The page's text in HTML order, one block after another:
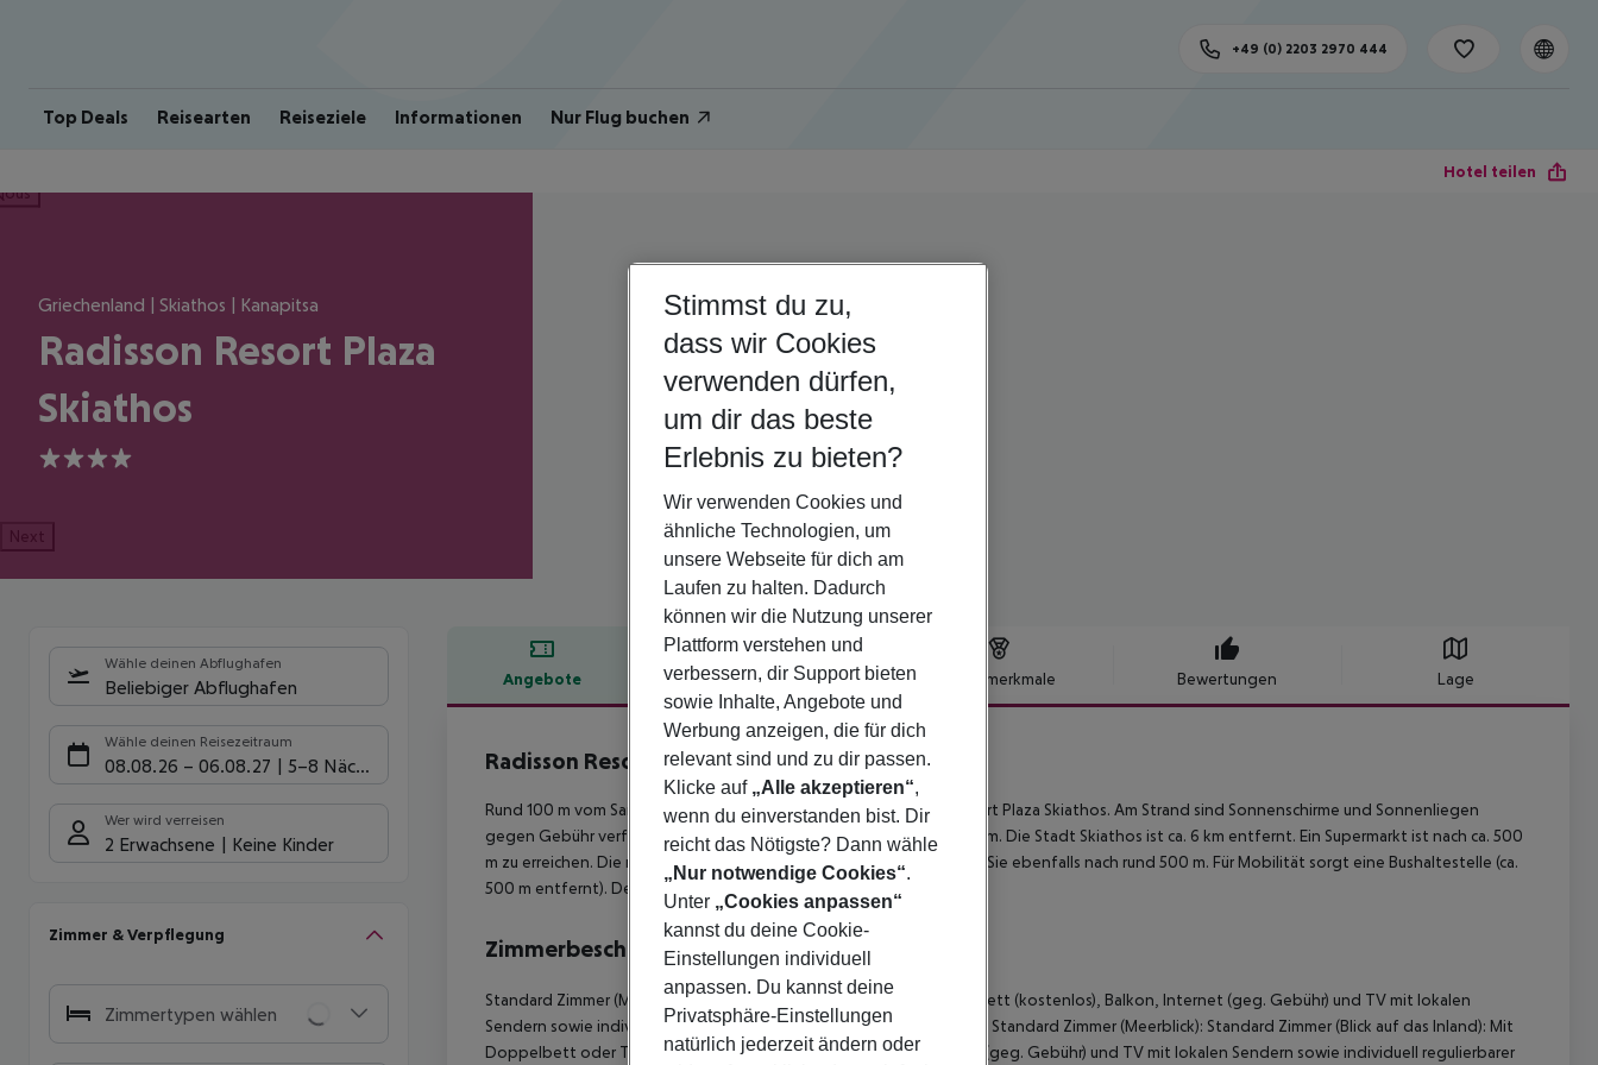
Top Deals Reisearten Reiseziele Informationen Nur Flug buchen
+49 (0) 2203 2970 444
Hotel teilen
Griechenland | Skiathos | Kanapitsa
Radisson Resort Plaza
Skiathos
4
Next
Wähle deinen Abflughafen
Beliebiger Abflughafen
Wähle deinen Reisezeitraum
08.08.26 – 06.08.27 5-8 Nächte
Wer wird verreisen
2 Erwachsene Keine Kinder
Zimmer & Verpflegung
Zimmertypen wählen
Angebote Hotelbeschreibung Hotelmerkmale Bewertungen Lage
Hotelbeschreibung
Radisson Resort Plaza Skiathos
4
Rund 100 m vom Sandstrand entfernt liegt das Hotel Radisson Resort Plaza Skiathos. Am Strand sind Sonnenschirme und Sonnenliegen
gegen Gebühr verfügbar. Zum touristischen Zentrum sind es ca. 500 m. Die Stadt Skiathos ist ca. 6 km entfernt. Ein Supermarkt ist nach ca. 500
m zu erreichen. Die nächstgelegenen Bars und Restaurants erreichen Sie ebenfalls nach rund 500 m. Für Mobilität sorgt eine Bushaltestelle (ca.
500 m entfernt). Der Flughafen (JSI) ist ca. 7 km entfernt.
Zimmerbeschreibung
Standard Zimmer (Meerblick): Mit Doppelbett oder Twinbett, Babybett (kostenlos), Balkon, Internet (geg. Gebühr) und TV mit lokalen
Sendern sowie individuell regulierbarer Klimaanlage. Größe: 21 - 22 m². Standard Zimmer (Meerblick): Standard Zimmer (Blick auf das Inland): Mit
Doppelbett oder Twinbett, Babybett (kostenlos), Balkon, Internet (geg. Gebühr) und TV mit lokalen Sendern sowie individuell regulierbarer
Stimmst du zu,
dass wir Cookies
verwenden dürfen,
um dir das beste
Erlebnis zu bieten?
Wir verwenden Cookies und
ähnliche Technologien, um
unsere Webseite für dich am
Laufen zu halten. Dadurch
können wir die Nutzung unserer
Plattform verstehen und
verbessern, dir Support bieten
sowie Inhalte, Angebote und
Werbung anzeigen, die für dich
relevant sind und zu dir passen.
Klicke auf „Alle akzeptieren“,
wenn du einverstanden bist. Dir
reicht das Nötigste? Dann wähle
„Nur notwendige Cookies“.
Unter „Cookies anpassen“
kannst du deine Cookie-
Einstellungen individuell
anpassen. Du kannst deine
Privatsphäre-Einstellungen
natürlich jederzeit ändern oder